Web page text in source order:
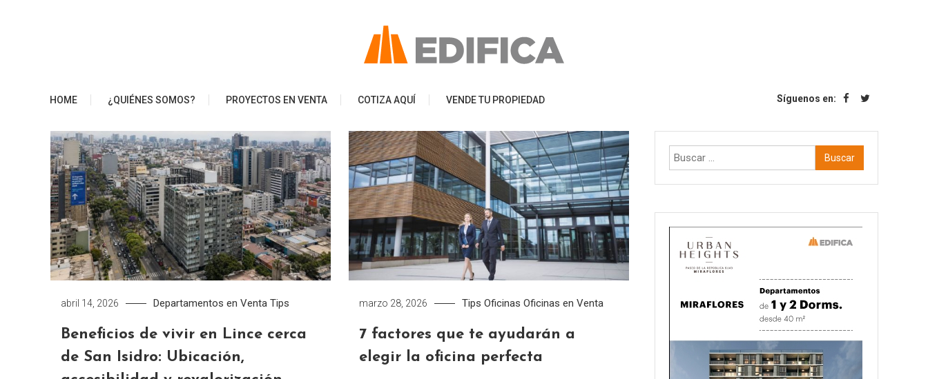
Blog Edifica
HOME ¿QUIÉNES SOMOS? PROYECTOS EN VENTA COTIZA AQUÍ VENDE TU PROPIEDAD Síguenos en:
abril 14, 2026 Departamentos en Venta Tips
Beneficios de vivir en Lince cerca
de San Isidro: Ubicación,
marzo 28, 2026 Tips Oficinas Oficinas en Venta
7 factores que te ayudarán a
elegir la oficina perfecta
Buscar: